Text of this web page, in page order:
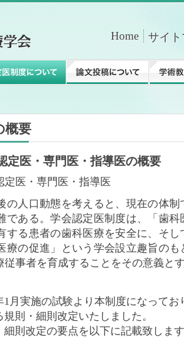
Home サイ
概要
定医・専門医・指導医の概要
定医・専門医・指導医
の人口動態を考えると、現在の体制
である。学会認定医制度は、「歯科
する患者の歯科医療を安全に、そし
療の促進」という学会設立趣旨のも
事者を育成することをその意義とす
月実施の試験より本制度になってお
則・細則改定いたしました。
則改定の要点を以下に記載致します